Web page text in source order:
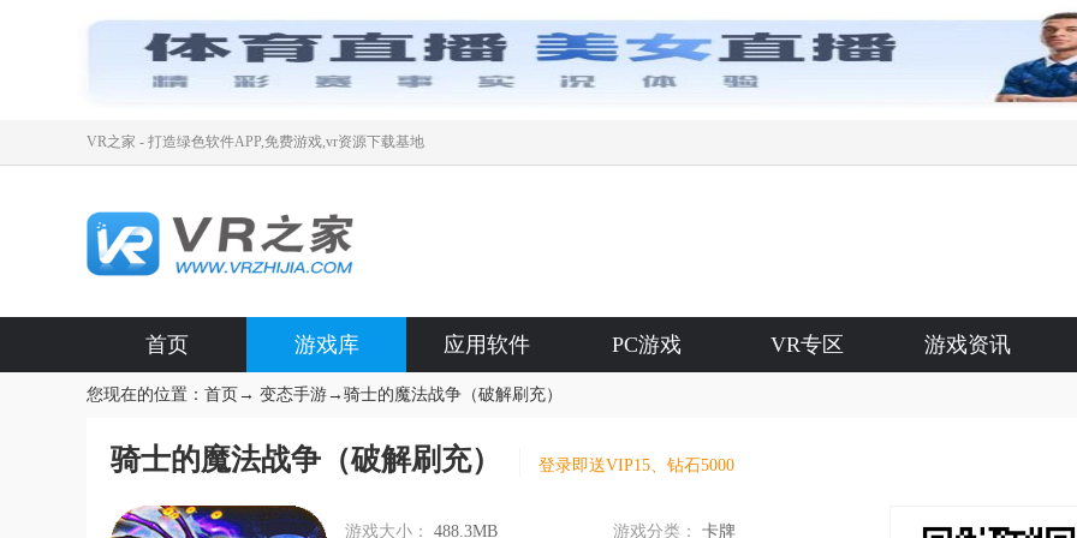
VR之家 - 打造绿色软件APP,免费游戏,vr资源下载基地
首页 游戏库 应用软件 PC游戏 VR专区 游戏资讯
您现在的位置： 首页 → 变态手游→ 骑士的魔法战争（破解刷充）
骑士的魔法战争（破解刷充） 登录即送VIP15、钻石5000
游戏大小： 488.3MB 游戏分类： 卡牌